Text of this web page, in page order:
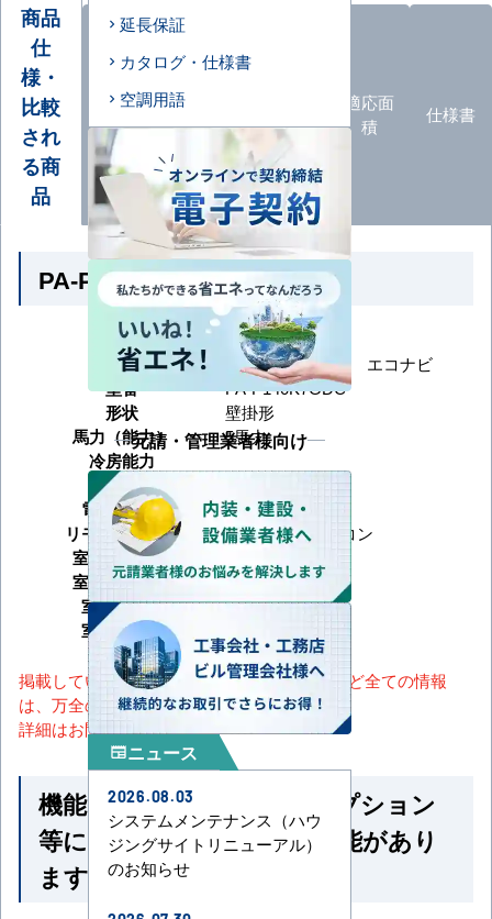
商品
仕
様・
比較
され
る商
品
オプ
ション
品
一覧
エアコ
ン形状
グ
適応面
積
仕様書
PA-P140K7GDC の商品仕様
メーカー
パナソニック
シリーズ
XEPHY Premium エコナビ
型番
PA-P140K7GDC
形状
壁掛形
馬力（能力）
5馬力
冷房能力
暖房能力
電源タイプ
三相200V
リモコンタイプ
ワイヤードリモコン
室内機サイズ
室外機サイズ
室内機重量
室外機重量
掲載しているスペック・セット内容・画像など全ての情報
は、万全の保証をいたしかねます。
詳細はお問い合わせください。
機能一覧 ※馬力・型番・オプション
等によって付いていない機能があり
ます
延長保証
カタログ・仕様書
空調用語
元請・管理業者様向け
newspaperニュース
2026.08.03
システムメンテナンス（ハウ
ジングサイトリニューアル）
のお知らせ